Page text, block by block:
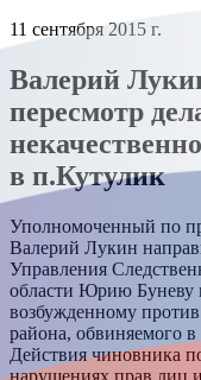
11 сентября 2015 г.
Валерий
пересмотр
в п.Кутулик
Уполномоченный по
Валерий Лукин
Управления
области Юрию Буневу
возбужденному
района, обвиняемого
Действия чиновника
нарушениях прав лиц